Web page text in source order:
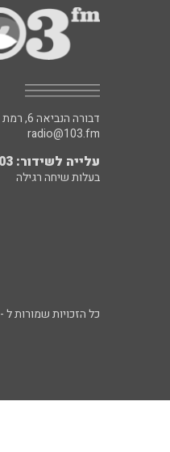
דבורה הנביאה 6, רמת השרון
radio@103.fm
עלייה לשידור: 0552-103-103
בעלות שיחה רגילה
כל הזכויות שמורות ל - 103FM